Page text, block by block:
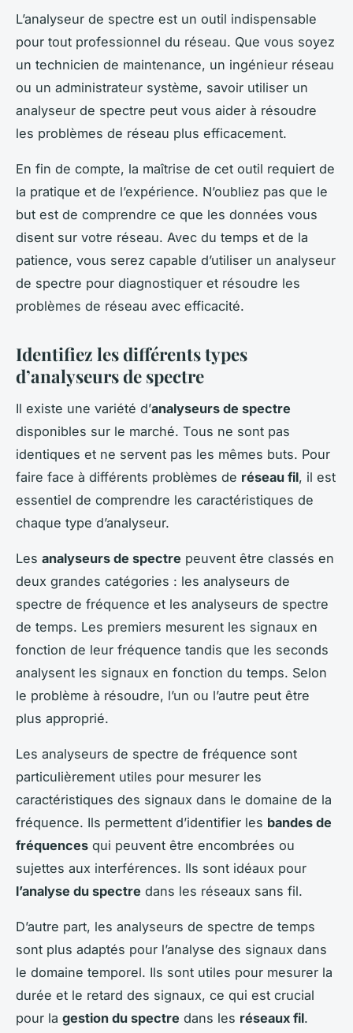
L’analyseur de spectre est un outil indispensable
pour tout professionnel du réseau. Que vous soyez
un technicien de maintenance, un ingénieur réseau
ou un administrateur système, savoir utiliser un
analyseur de spectre peut vous aider à résoudre
les problèmes de réseau plus efficacement.
En fin de compte, la maîtrise de cet outil requiert de
la pratique et de l’expérience. N’oubliez pas que le
but est de comprendre ce que les données vous
disent sur votre réseau. Avec du temps et de la
patience, vous serez capable d’utiliser un analyseur
de spectre pour diagnostiquer et résoudre les
problèmes de réseau avec efficacité.
Identifiez les différents types
d’analyseurs de spectre
Il existe une variété d’analyseurs de spectre
disponibles sur le marché. Tous ne sont pas
identiques et ne servent pas les mêmes buts. Pour
faire face à différents problèmes de réseau fil, il est
essentiel de comprendre les caractéristiques de
chaque type d’analyseur.
Les analyseurs de spectre peuvent être classés en
deux grandes catégories : les analyseurs de
spectre de fréquence et les analyseurs de spectre
de temps. Les premiers mesurent les signaux en
fonction de leur fréquence tandis que les seconds
analysent les signaux en fonction du temps. Selon
le problème à résoudre, l’un ou l’autre peut être
plus approprié.
Les analyseurs de spectre de fréquence sont
particulièrement utiles pour mesurer les
caractéristiques des signaux dans le domaine de la
fréquence. Ils permettent d’identifier les bandes de
fréquences qui peuvent être encombrées ou
sujettes aux interférences. Ils sont idéaux pour
l’analyse du spectre dans les réseaux sans fil.
D’autre part, les analyseurs de spectre de temps
sont plus adaptés pour l’analyse des signaux dans
le domaine temporel. Ils sont utiles pour mesurer la
durée et le retard des signaux, ce qui est crucial
pour la gestion du spectre dans les réseaux fil.